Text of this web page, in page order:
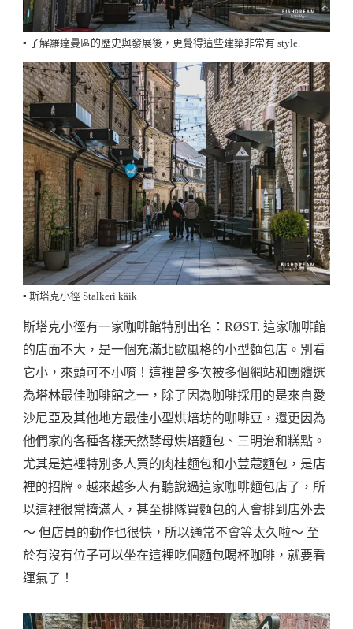
▪️ 了解羅達曼區的歷史與發展後，更覺得這些建築非常有 style.
▪️ 斯塔克小徑 Stalkeri käik
斯塔克小徑有一家咖啡館特別出名：RØST. 這家咖啡館
的店面不大，是一個充滿北歐風格的小型麵包店。別看
它小，來頭可不小唷！這裡曾多次被多個網站和團體選
為塔林最佳咖啡館之一，除了因為咖啡採用的是來自愛
沙尼亞及其他地方最佳小型烘焙坊的咖啡豆，還更因為
他們家的各種各樣天然酵母烘焙麵包、三明治和糕點。
尤其是這裡特別多人買的肉桂麵包和小荳蔻麵包，是店
裡的招牌。越來越多人有聽說過這家咖啡麵包店了，所
以這裡很常擠滿人，甚至排隊買麵包的人會排到店外去
～ 但店員的動作也很快，所以通常不會等太久啦～ 至
於有沒有位子可以坐在這裡吃個麵包喝杯咖啡，就要看
運氣了！